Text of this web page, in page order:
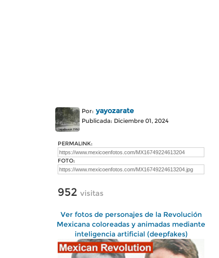
Por: yayozarate
Publicada: Diciembre 01, 2024
PERMALINK:
FOTO:
952 visitas
Ver fotos de personajes de la Revolución
Mexicana coloreadas y animadas mediante
inteligencia artificial (deepfakes)